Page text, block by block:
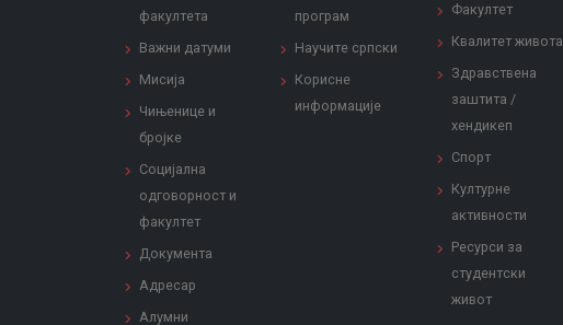
факултета
Важни датуми
Мисија
Чињенице и
бројке
Социјална
одговорност и
факултет
Документа
Адресар
Алумни
програм
Научите српски
Корисне
информације
Факултет
Квалитет живота
Здравствена
заштита /
хендикеп
Спорт
Културне
активности
Ресурси за
студентски
живот